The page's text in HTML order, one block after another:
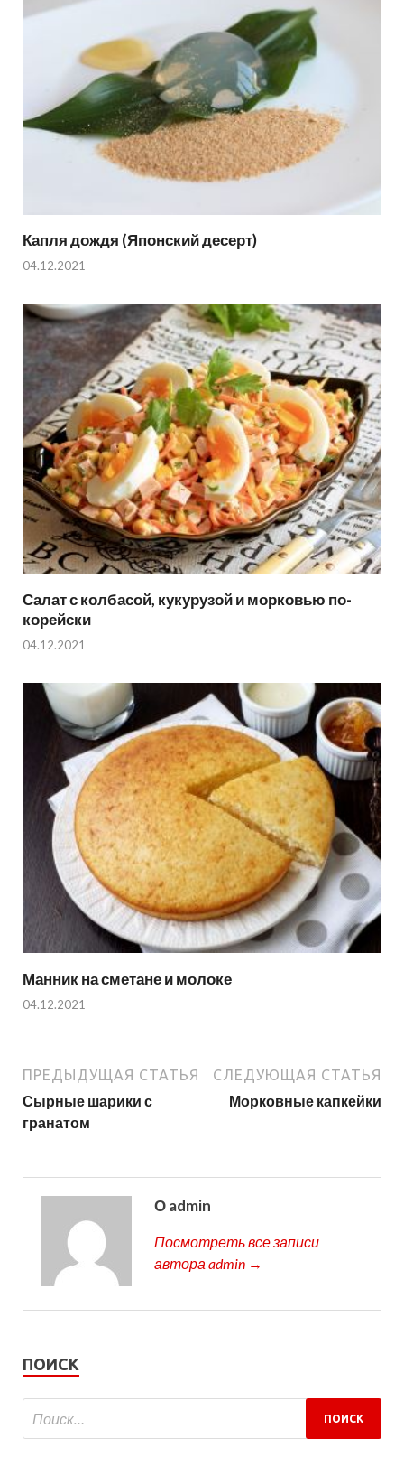
Капля дождя (Японский десерт)
04.12.2021
Салат с колбасой, кукурузой и морковью по-
корейски
04.12.2021
Манник на сметане и молоке
04.12.2021
ПРЕДЫДУЩАЯ СТАТЬЯ
Сырные шарики с
гранатом
СЛЕДУЮЩАЯ СТАТЬЯ
Морковные капкейки
О admin
Посмотреть все записи
автора admin →
ПОИСК